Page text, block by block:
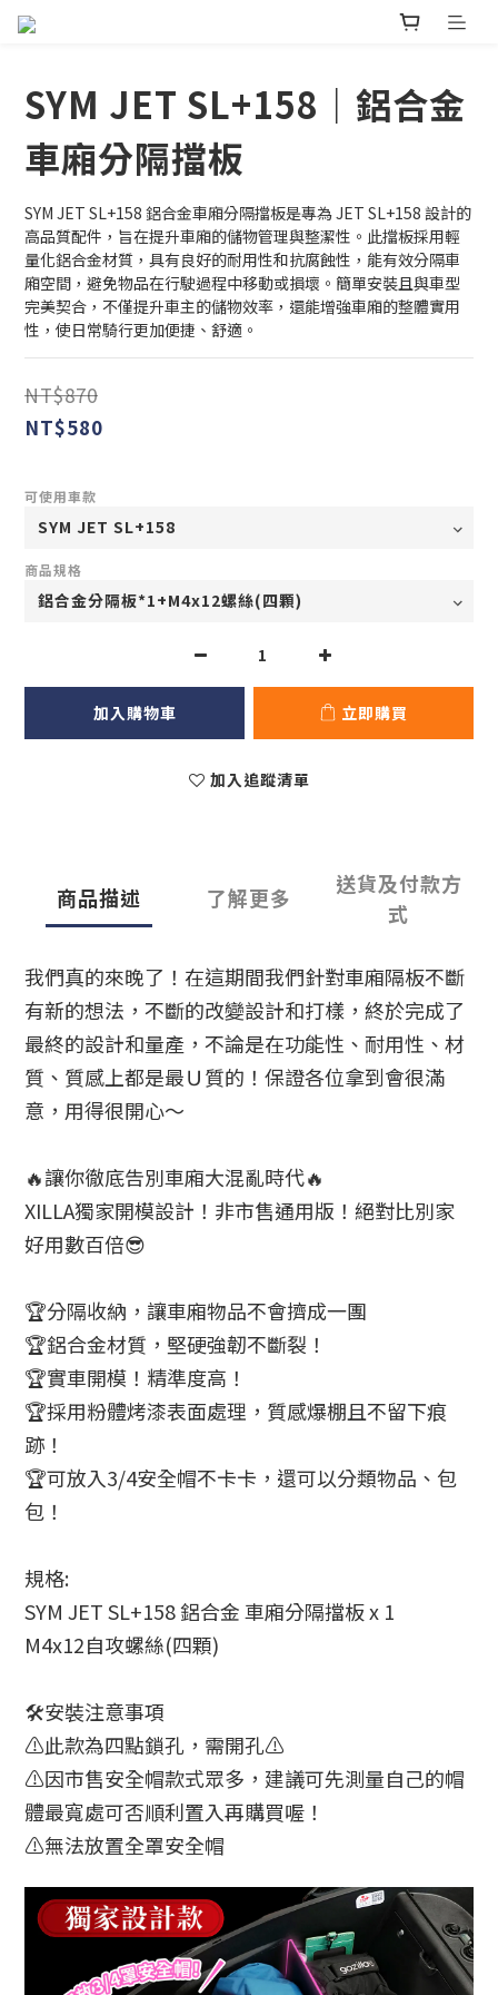
SYM JET SL+158｜鋁合金
車廂分隔擋板
SYM JET SL+158 鋁合金車廂分隔擋板是專為 JET SL+158 設計的
高品質配件，旨在提升車廂的儲物管理與整潔性。此擋板採用輕
量化鋁合金材質，具有良好的耐用性和抗腐蝕性，能有效分隔車
廂空間，避免物品在行駛過程中移動或損壞。簡單安裝且與車型
完美契合，不僅提升車主的儲物效率，還能增強車廂的整體實用
性，使日常騎行更加便捷、舒適。
NT$870
NT$580
可使用車款
商品規格
加入購物車 立即購買
加入追蹤清單
商品描述 了解更多
送貨及付款方
式
我們真的來晚了！在這期間我們針對車廂隔板不斷
有新的想法，不斷的改變設計和打樣，終於完成了
最終的設計和量產，不論是在功能性、耐用性、材
質、質感上都是最Ｕ質的！保證各位拿到會很滿
意，用得很開心～
🔥讓你徹底告別車廂大混亂時代🔥
XILLA獨家開模設計！非市售通用版！絕對比別家
好用數百倍😎
🏆分隔收納，讓車廂物品不會擠成一團
🏆鋁合金材質，堅硬強韌不斷裂！
🏆實車開模！精準度高！
🏆採用粉體烤漆表面處理，質感爆棚且不留下痕
跡！
🏆可放入3/4安全帽不卡卡，還可以分類物品、包
包！
規格:
SYM JET SL+158 鋁合金 車廂分隔擋板 x 1
M4x12自攻螺絲(四顆)
🛠️安裝注意事項
⚠️此款為四點鎖孔，需開孔⚠️
⚠️因市售安全帽款式眾多，建議可先測量自己的帽
體最寬處可否順利置入再購買喔！
⚠️無法放置全罩安全帽